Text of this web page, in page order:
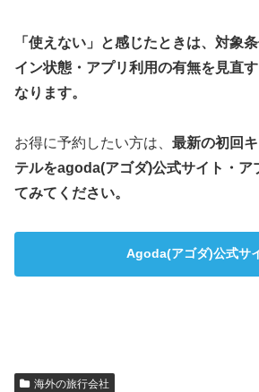
「使えない」と感じたときは、対象
イン状態・アプリ利用の有無を見直
なります。
お得に予約したい方は、 最新の初回
テルをagoda(アゴダ)公式サイト・ア
てみてください。
Agoda(アゴダ)公式サ
海外の旅行会社